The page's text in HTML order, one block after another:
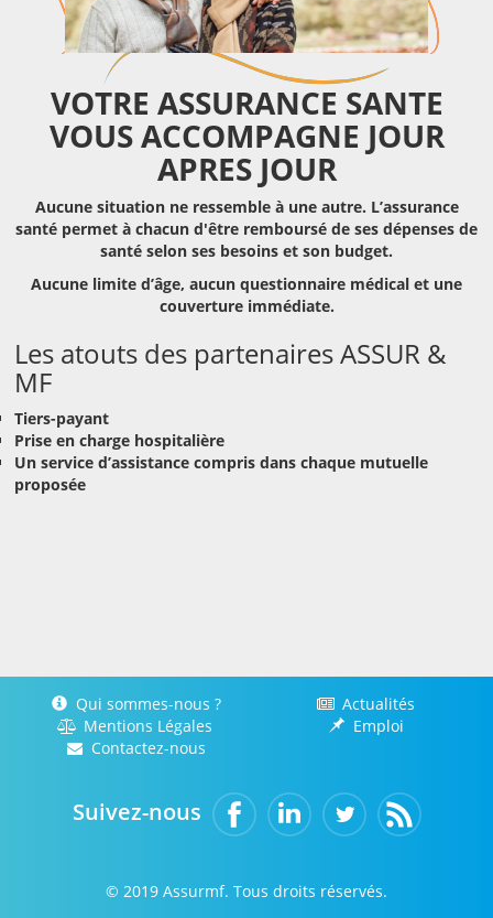
VOTRE ASSURANCE SANTE
VOUS ACCOMPAGNE JOUR
APRES JOUR
Aucune situation ne ressemble à une autre. L’assurance
santé permet à chacun d'être remboursé de ses dépenses de
santé selon ses besoins et son budget.
Aucune limite d’âge, aucun questionnaire médical et une
couverture immédiate.
Les atouts des partenaires ASSUR &
MF
Tiers-payant
Prise en charge hospitalière
Un service d’assistance compris dans chaque mutuelle
proposée
Qui sommes-nous ?
Actualités
Mentions Légales
Emploi
Contactez-nous
Suivez-nous
© 2019 Assurmf. Tous droits réservés.